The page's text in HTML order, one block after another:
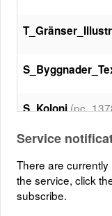
S_Koloni
Service
There are
the service, click
subscribe.